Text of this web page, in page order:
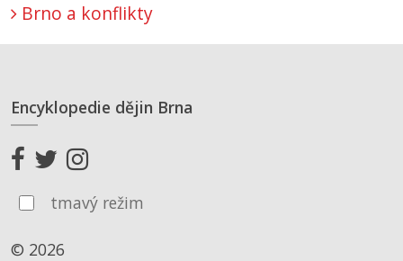
Brno a konflikty
Encyklopedie dějin Brna
tmavý režim
© 2026